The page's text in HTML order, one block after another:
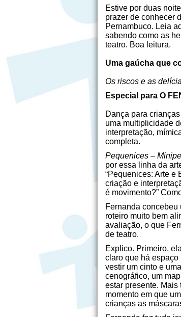
Estive por duas
prazer de conhecer
Pernambuco. Leia
sabendo como as
teatro. Boa leitura.
Uma gaúcha que
Os riscos e as
Especial para O
Dança para
uma multiplicidade
interpretação,
completa.
Pequenices –
por essa linha da
“Pequenices: Arte e
criação e
é movimento?”
Fernanda concebeu
roteiro muito bem
avaliação, o que
de teatro.
Explico. Primeiro,
claro que há
vestir um cinto e
cenográfico, um
estar presente.
momento em que
crianças as